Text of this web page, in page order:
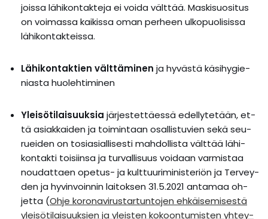
jois­sa lä­hi­kon­tak­te­ja ei voi­da vält­tää. Mas­ki­suo­si­tus
on voi­mas­sa kai­kis­sa oman per­heen ul­ko­puo­li­sis­sa
lä­hi­kon­tak­teis­sa.
Lä­hi­kon­tak­tien vält­tä­mi­nen ja hy­väs­tä kä­si­hy­gie­
nias­ta huo­leh­ti­mi­nen
Ylei­sö­ti­lai­suuk­sia jär­jes­tet­täes­sä edel­ly­te­tään, et­
tä asiak­kai­den ja toi­min­taan osal­lis­tu­vien se­kä seu­
ruei­den on to­sia­sial­li­ses­ti mah­dol­lis­ta vält­tää lä­hi­
kon­tak­ti toi­siin­sa ja tur­val­li­suus voi­daan var­mis­taa
nou­dat­taen ope­tus- ja kult­tuu­ri­mi­nis­te­riön ja Ter­vey­
den ja hy­vin­voin­nin lai­tok­sen 31.5.2021 an­ta­maa oh­
jet­ta (Oh­je ko­ro­na­vi­rus­tar­tun­to­jen eh­käi­se­mi­ses­tä
ylei­sö­ti­lai­suuk­sien ja yleis­ten ko­koon­tu­mis­ten yh­tey­